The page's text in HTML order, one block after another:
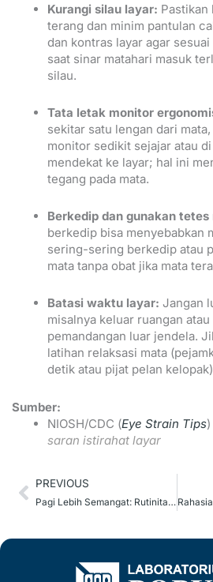
Kurangi silau layar: Pastikan
terang dan minim pantulan
dan kontras layar agar
saat sinar matahari masuk
silau.
Tata letak monitor
sekitar satu lengan dari
monitor sedikit sejajar atau
mendekat ke layar; hal ini
tegang pada mata.
Berkedip dan gunakan tetes
berkedip bisa menyebabkan
sering-sering berkedip atau
mata tanpa obat jika mata
Batasi waktu layar: Jangan
misalnya keluar ruangan
pemandangan luar jendela.
latihan relaksasi mata
detik atau pijat pelan
Sumber:
NIOSH/CDC (Eye Strain Tips)
saran istirahat layar
Prev
PREVIOUS
Pagi Lebih Semangat: Rutinitas Ringan Biar Hari Makin Produktif